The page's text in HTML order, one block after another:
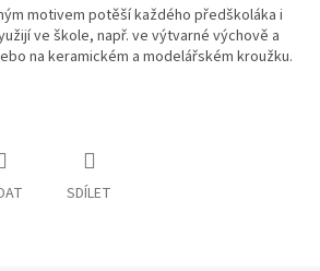
motivem potěší každého předškoláka i
ve škole, např. ve výtvarné výchově a
na keramickém a modelářském kroužku.
SDÍLET